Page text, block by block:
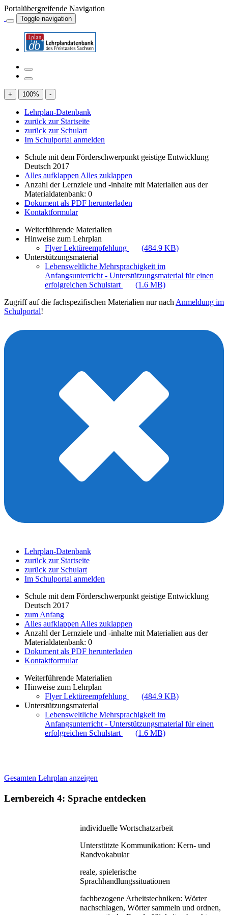
Portalübergreifende Navigation
Toggle navigation
+ 100% -
Lehrplan-Datenbank
zurück zur Startseite
zurück zur Schulart
Im Schulportal anmelden
Schule mit dem Förderschwerpunkt geistige Entwicklung
Deutsch 2017
Alles aufklappen Alles zuklappen
Anzahl der Lernziele und -inhalte mit Materialien aus der
Materialdatenbank: 0
Dokument als PDF herunterladen
Kontaktformular
Weiterführende Materialien
Hinweise zum Lehrplan
Flyer Lektüreempfehlung
(484.9 KB)
Unterstützungsmaterial
Lebensweltliche Mehrsprachigkeit im
Anfangsunterricht - Unterstützungsmaterial für einen
erfolgreichen Schulstart
(1.6 MB)
Zugriff auf die fachspezifischen Materialien nur nach Anmeldung im
Schulportal!
Lehrplan-Datenbank
zurück zur Startseite
zurück zur Schulart
Im Schulportal anmelden
Schule mit dem Förderschwerpunkt geistige Entwicklung
Deutsch 2017
zum Anfang
Alles aufklappen Alles zuklappen
Anzahl der Lernziele und -inhalte mit Materialien aus der
Materialdatenbank: 0
Dokument als PDF herunterladen
Kontaktformular
Weiterführende Materialien
Hinweise zum Lehrplan
Flyer Lektüreempfehlung
(484.9 KB)
Unterstützungsmaterial
Lebensweltliche Mehrsprachigkeit im
Anfangsunterricht - Unterstützungsmaterial für einen
erfolgreichen Schulstart
(1.6 MB)
Gesamten Lehrplan anzeigen
Lernbereich 4: Sprache entdecken
individuelle Wortschatzarbeit
Unterstützte Kommunikation: Kern- und
Randvokabular
reale, spielerische
Sprachhandlungssituationen
fachbezogene Arbeitstechniken: Wörter
nachschlagen, Wörter sammeln und ordnen,